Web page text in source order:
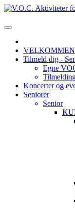
VELKOMMEN
Tilmeld dig -
Egne
Koncerter og
Seniorer
Senior